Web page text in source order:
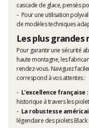
cascade de glace, pensés
Pour une utilisation
de modèles techniques
Les plus
Pour garantir une sécurité
haute montagne, les
rendez-vous. Naviguez
correspond à vos attentes :
L'excellence française :
historique à travers les
La robustesse
légendaire despiolets